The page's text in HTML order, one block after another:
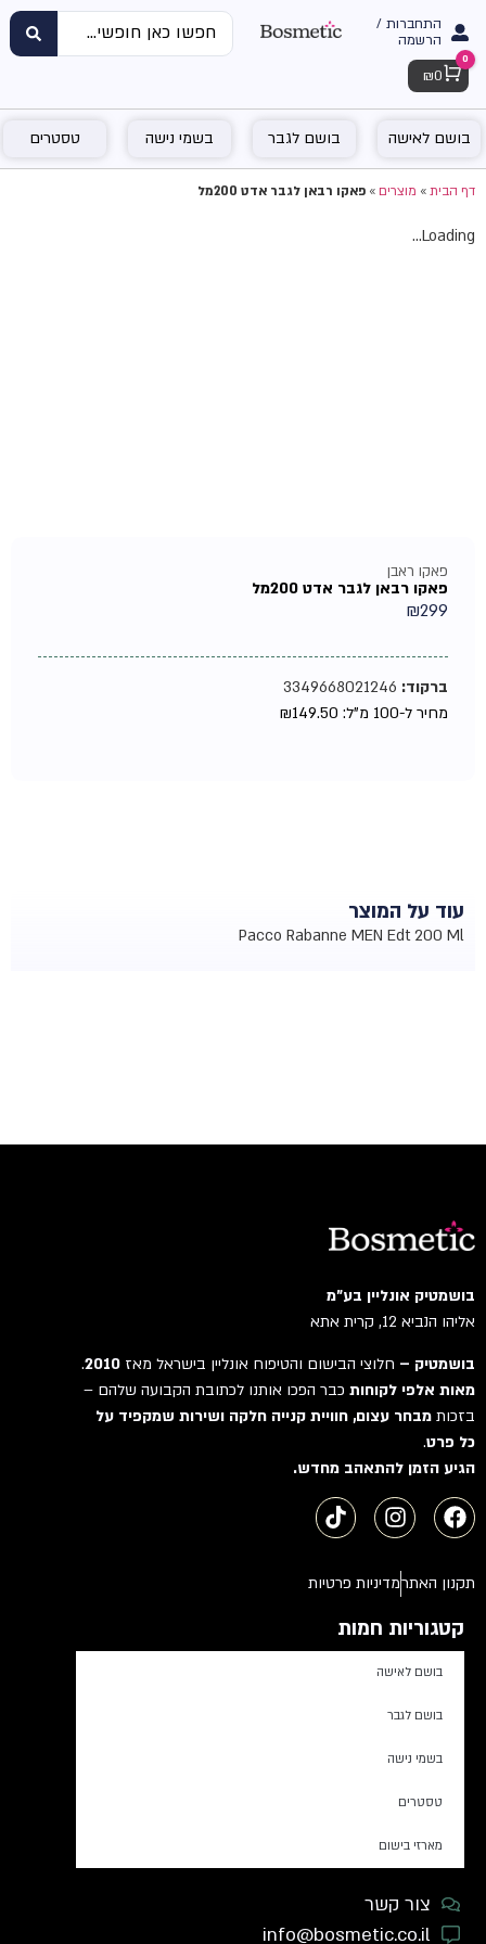
התחברות /
הרשמה
Cart
0
₪ 0
בושם לאישה בושם לגבר בשמי נישה טסטרים
דף הבית»מוצרים»פאקו רבאן לגבר אדט 200מל
Loading...
פאקו ראבן
פאקו רבאן לגבר אדט 200מל
₪299
ברקוד:3349668021246
מחיר ל-100 מ"ל:
₪149.50
עוד על המוצר
Pacco Rabanne MEN Edt 200 Ml
בושמטיק אונליין בע"מ
אליהו הנביא 12, קרית אתא
בושמטיק –חלוצי הבישום והטיפוח אונליין בישראל מאז2010
.
מאות אלפי לקוחותכבר הפכו אותנו לכתובת הקבועה שלהם –
בזכותמבחר עצום, חוויית קנייה חלקה ושירות שמקפיד על
כל פרט.
הגיע הזמן להתאהב מחדש.
תקנון האתרמדיניות פרטיות
קטגוריות חמות
בושם לאישה
בושם לגבר
בשמי נישה
טסטרים
מארזי בישום
צור קשר
info@bosmetic.co.il